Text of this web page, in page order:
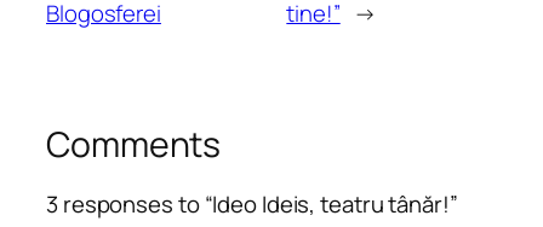
Blogosferei tine!” →
Comments
3 responses to “Ideo Ideis, teatru tânăr!”